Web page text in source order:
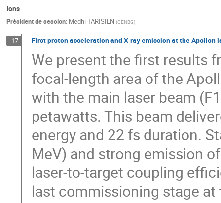
Ions
Président de session: Medhi TARISIEN (CENBG)
17 First proton acceleration and X-ray emission at the Apollon
We present the first results
focal-length area of the
with the main laser beam
petawatts. This beam
energy and 22 fs duration.
MeV) and strong emission
laser-to-target coupling
last commissioning stage